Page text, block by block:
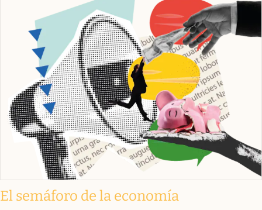
El semáforo de la economía